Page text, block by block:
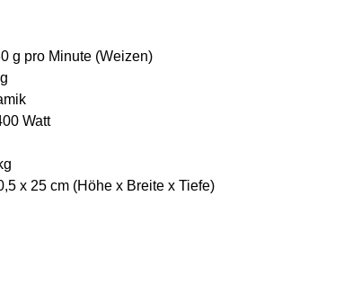
g pro Minute (Weizen)
Watt
x 25 cm (Höhe x Breite x Tiefe)